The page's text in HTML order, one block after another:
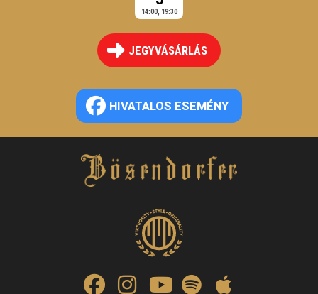
14:00, 19:30
JEGYVÁSÁRLÁS
HIVATALOS ESEMÉNY